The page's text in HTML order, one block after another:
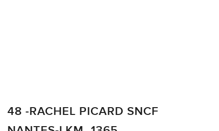
48 -RACHEL PICARD SNCF